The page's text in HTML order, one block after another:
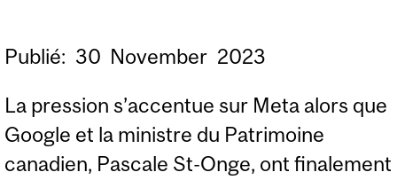
Publié: 30 November 2023
La pression s’accentue sur Meta alors que
Google et la ministre du Patrimoine
canadien, Pascale St-Onge, ont finalement